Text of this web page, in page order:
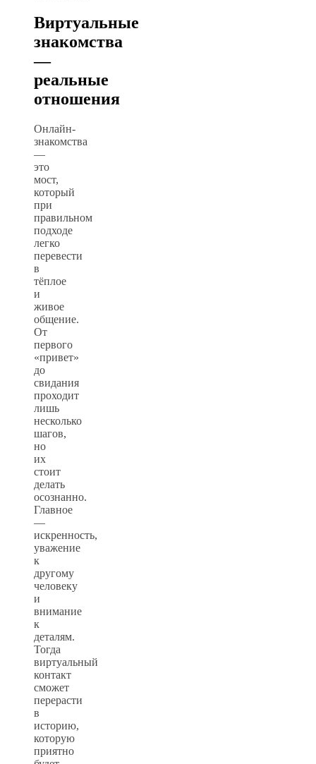
Виртуальные
знакомства
—
реальные
отношения
Онлайн-
знакомства
—
это
мост,
который
при
правильном
подходе
легко
перевести
в
тёплое
и
живое
общение.
От
первого
«привет»
до
свидания
проходит
лишь
несколько
шагов,
но
их
стоит
делать
осознанно.
Главное
—
искренность,
уважение
к
другому
человеку
и
внимание
к
деталям.
Тогда
виртуальный
контакт
сможет
перерасти
в
историю,
которую
приятно